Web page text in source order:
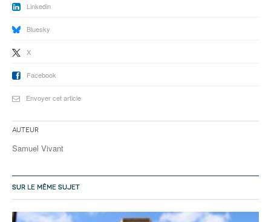
Linkedin
Bluesky
X
Facebook
Envoyer cet article
Auteur
Samuel Vivant
SUR LE MÊME SUJET